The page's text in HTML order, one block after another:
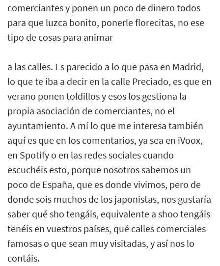
comerciantes y ponen un poco de dinero todos
para que luzca bonito, ponerle florecitas, no ese
tipo de cosas para animar
a las calles. Es parecido a lo que pasa en Madrid,
lo que te iba a decir en la calle Preciado, es que en
verano ponen toldillos y esos los gestiona la
propia asociación de comerciantes, no el
ayuntamiento. A mí lo que me interesa también
aquí es que en los comentarios, ya sea en iVoox,
en Spotify o en las redes sociales cuando
escuchéis esto, porque nosotros sabemos un
poco de España, que es donde vivimos, pero de
donde sois muchos de los japonistas, nos gustaría
saber qué sho tengáis, equivalente a shoo tengáis
tenéis en vuestros países, qué calles comerciales
famosas o que sean muy visitadas, y así nos lo
contáis.